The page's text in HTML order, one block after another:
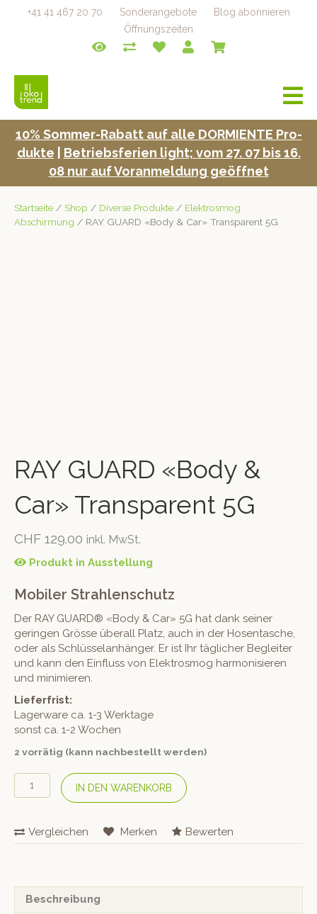
+41 41 467 20 70 Sonderangebote
Blog abonnieren
Öffnungszeiten
a
v
i
10% Som­mer-Rabatt auf alle DORMIENTE Pro­
duk­te
Betrieb­s­fe­rien light; vom 27. 07 bis 16.
08 nur auf Voran­mel­dung geöffnet
Startseite / Shop / Diverse Produkte / Elektrosmog
Abschirmung / RAY GUARD «Body & Car» Transparent 5G
RAY GUARD «Body &
Car» Transparent 5G
CHF 129.00 inkl. MwSt.
Produkt in Ausstellung
Mobiler Strahlenschutz
Der RAY GUARD® «Body & Car» 5G hat dank seiner
geringen Grösse überall Platz, auch in der Hosentasche,
oder als Schlüsselanhänger. Er ist Ihr täglicher Begleiter
und kann den Einfluss von Elektrosmog harmonisieren
und minimieren.
Lieferfrist:
Lagerware ca. 1-3 Werktage
sonst ca. 1-2 Wochen
2 vorrätig (kann nachbestellt werden)
RAY
GUARD
Car»
Menge
IN DEN WARENKORB
Vergleichen Merken Bewerten
Beschreibung